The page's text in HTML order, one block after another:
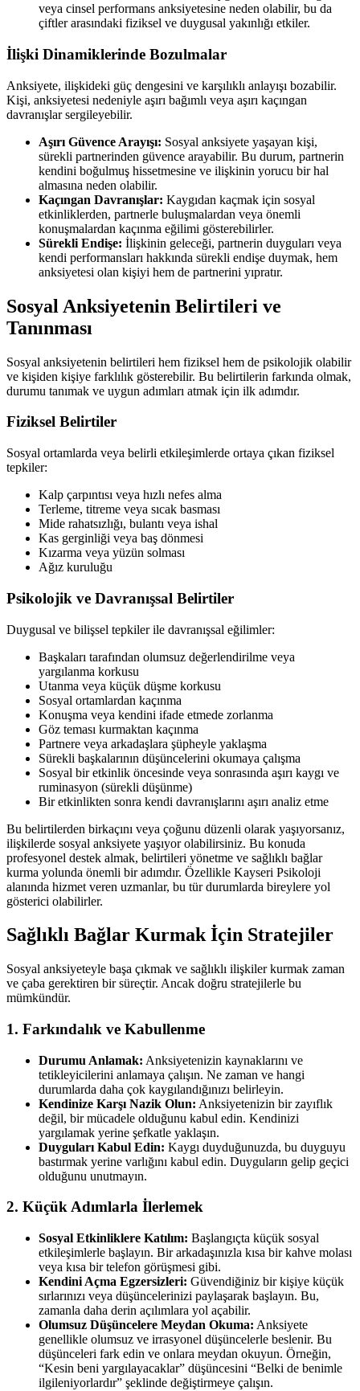
veya cinsel performans anksiyetesine neden olabilir, bu da
çiftler arasındaki fiziksel ve duygusal yakınlığı etkiler.
İlişki Dinamiklerinde Bozulmalar
Anksiyete, ilişkideki güç dengesini ve karşılıklı anlayışı bozabilir.
Kişi, anksiyetesi nedeniyle aşırı bağımlı veya aşırı kaçıngan
davranışlar sergileyebilir.
Aşırı Güvence Arayışı: Sosyal anksiyete yaşayan kişi,
sürekli partnerinden güvence arayabilir. Bu durum, partnerin
kendini boğulmuş hissetmesine ve ilişkinin yorucu bir hal
almasına neden olabilir.
Kaçıngan Davranışlar: Kaygıdan kaçmak için sosyal
etkinliklerden, partnerle buluşmalardan veya önemli
konuşmalardan kaçınma eğilimi gösterebilirler.
Sürekli Endişe: İlişkinin geleceği, partnerin duyguları veya
kendi performansları hakkında sürekli endişe duymak, hem
anksiyetesi olan kişiyi hem de partnerini yıpratır.
Sosyal Anksiyetenin Belirtileri ve
Tanınması
Sosyal anksiyetenin belirtileri hem fiziksel hem de psikolojik olabilir
ve kişiden kişiye farklılık gösterebilir. Bu belirtilerin farkında olmak,
durumu tanımak ve uygun adımları atmak için ilk adımdır.
Fiziksel Belirtiler
Sosyal ortamlarda veya belirli etkileşimlerde ortaya çıkan fiziksel
tepkiler:
Kalp çarpıntısı veya hızlı nefes alma
Terleme, titreme veya sıcak basması
Mide rahatsızlığı, bulantı veya ishal
Kas gerginliği veya baş dönmesi
Kızarma veya yüzün solması
Ağız kuruluğu
Psikolojik ve Davranışsal Belirtiler
Duygusal ve bilişsel tepkiler ile davranışsal eğilimler:
Başkaları tarafından olumsuz değerlendirilme veya
yargılanma korkusu
Utanma veya küçük düşme korkusu
Sosyal ortamlardan kaçınma
Konuşma veya kendini ifade etmede zorlanma
Göz teması kurmaktan kaçınma
Partnere veya arkadaşlara şüpheyle yaklaşma
Sürekli başkalarının düşüncelerini okumaya çalışma
Sosyal bir etkinlik öncesinde veya sonrasında aşırı kaygı ve
ruminasyon (sürekli düşünme)
Bir etkinlikten sonra kendi davranışlarını aşırı analiz etme
Bu belirtilerden birkaçını veya çoğunu düzenli olarak yaşıyorsanız,
ilişkilerde sosyal anksiyete yaşıyor olabilirsiniz. Bu konuda
profesyonel destek almak, belirtileri yönetme ve sağlıklı bağlar
kurma yolunda önemli bir adımdır. Özellikle Kayseri Psikoloji
alanında hizmet veren uzmanlar, bu tür durumlarda bireylere yol
gösterici olabilirler.
Sağlıklı Bağlar Kurmak İçin Stratejiler
Sosyal anksiyeteyle başa çıkmak ve sağlıklı ilişkiler kurmak zaman
ve çaba gerektiren bir süreçtir. Ancak doğru stratejilerle bu
mümkündür.
1. Farkındalık ve Kabullenme
Durumu Anlamak: Anksiyetenizin kaynaklarını ve
tetikleyicilerini anlamaya çalışın. Ne zaman ve hangi
durumlarda daha çok kaygılandığınızı belirleyin.
Kendinize Karşı Nazik Olun: Anksiyetenizin bir zayıflık
değil, bir mücadele olduğunu kabul edin. Kendinizi
yargılamak yerine şefkatle yaklaşın.
Duyguları Kabul Edin: Kaygı duyduğunuzda, bu duyguyu
bastırmak yerine varlığını kabul edin. Duyguların gelip geçici
olduğunu unutmayın.
2. Küçük Adımlarla İlerlemek
Sosyal Etkinliklere Katılım: Başlangıçta küçük sosyal
etkileşimlerle başlayın. Bir arkadaşınızla kısa bir kahve molası
veya kısa bir telefon görüşmesi gibi.
Kendini Açma Egzersizleri: Güvendiğiniz bir kişiye küçük
sırlarınızı veya düşüncelerinizi paylaşarak başlayın. Bu,
zamanla daha derin açılımlara yol açabilir.
Olumsuz Düşüncelere Meydan Okuma: Anksiyete
genellikle olumsuz ve irrasyonel düşüncelerle beslenir. Bu
düşünceleri fark edin ve onlara meydan okuyun. Örneğin,
“Kesin beni yargılayacaklar” düşüncesini “Belki de benimle
ilgileniyorlardır” şeklinde değiştirmeye çalışın.